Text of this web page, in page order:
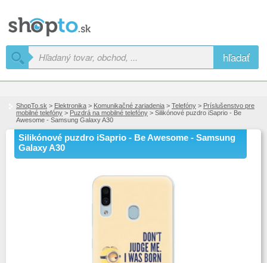
hľadať
ShopTo.sk > Elektronika > Komunikačné zariadenia > Telefóny > Príslušenstvo pre
mobilné telefóny > Puzdrá na mobilné telefóny > Silikónové puzdro iSaprio - Be
Awesome - Samsung Galaxy A30
Silikónové puzdro iSaprio - Be Awesome - Samsung
Galaxy A30